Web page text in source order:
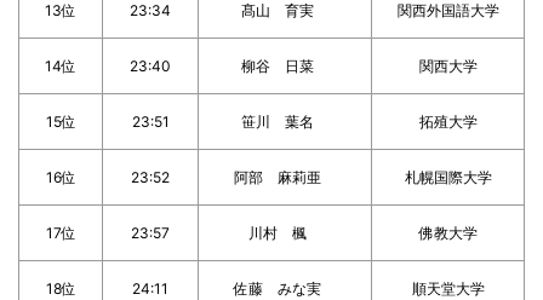
13位 23:34 髙山 育実 関西外国語大学
14位 23:40 柳谷 日菜 関西大学
15位 23:51 笹川 葉名 拓殖大学
16位 23:52 阿部 麻莉亜 札幌国際大学
17位 23:57 川村 楓 佛教大学
18位 24:11 佐藤 みな実 順天堂大学